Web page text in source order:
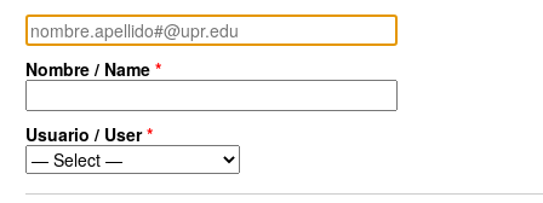
Nombre / Name *
Usuario / User*